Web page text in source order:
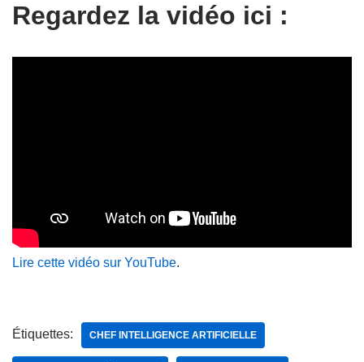
Regardez la vidéo ici :
Lire cette vidéo sur YouTube.
Étiquettes: CHEF INTELLIGENCE ARTIFICIELLE